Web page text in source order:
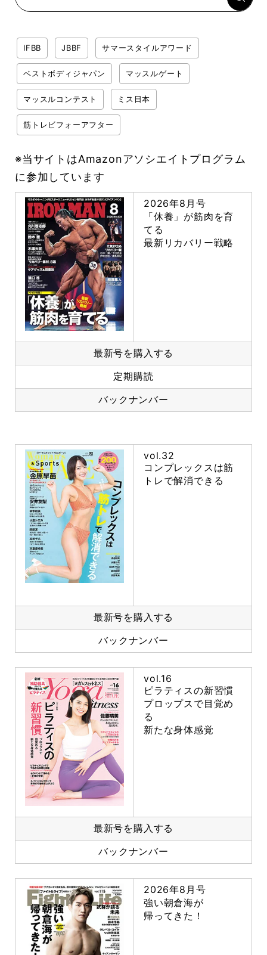
IFBB JBBF サマースタイルアワード
ベストボディジャパン マッスルゲート
マッスルコンテスト ミス日本
筋トレビフォーアフター
※当サイトはAmazonアソシエイトプログラム
に参加しています
2026年8月号
「休養」が筋肉を育
てる
最新リカバリー戦略
最新号を購入する
定期購読
バックナンバー
vol.32
コンプレックスは筋
トレで解消できる
最新号を購入する
バックナンバー
vol.16
ピラティスの新習慣
プロップスで目覚め
る
新たな身体感覚
最新号を購入する
バックナンバー
2026年8月号
強い朝倉海が
帰ってきた！